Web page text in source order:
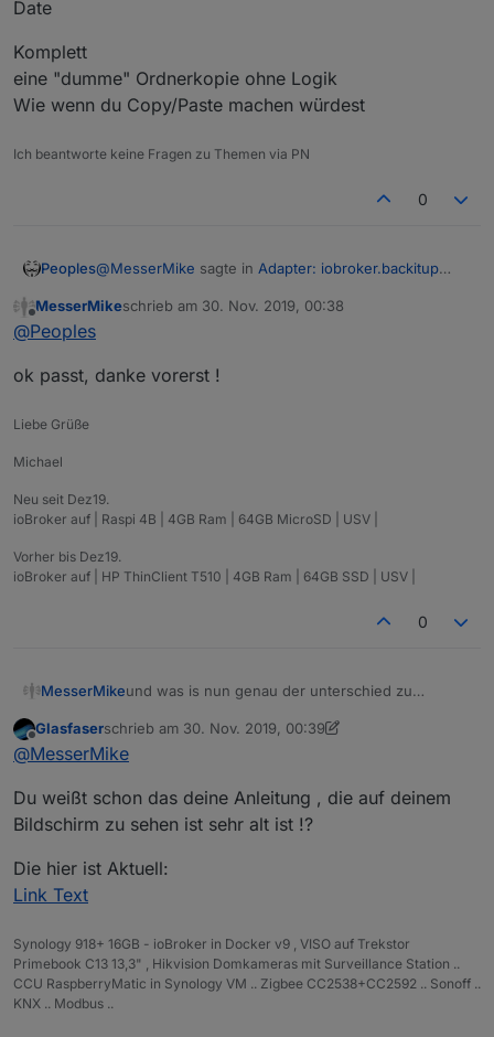
Date
Komplett
eine "dumme" Ordnerkopie ohne Logik
Wie wenn du Copy/Paste machen würdest
Ich beantworte keine Fragen zu Themen via PN
0
Peoples@MesserMike sagte in Adapter: iobroker.backitup
warum sind die ordner leer
Minimal
deine Persönlichen Sachen werden gesichert
Offline
MesserMikeschrieb am 30. Nov. 2019, 00:38
zuletzt editiert von
@Peoples
ok passt, danke vorerst !
Liebe Grüße
Michael
Neu seit Dez19.
ioBroker auf | Raspi 4B | 4GB Ram | 64GB MicroSD | USV |
Vorher bis Dez19.
ioBroker auf | HP ThinClient T510 | 4GB Ram | 64GB SSD | USV |
0
MesserMikeund was is nun genau der unterschied zu
warum sind die ordner leer
so und schon gehts los.... installiert wird node 10
statt node 8, 4ter neustart trotz --purge remove
installation nach anleitung aus dem
iobroker.net/docu/index-15... bleibt die 10ner
installierten 8ter....
jemand was von clean aufsetzen wenn man DA
schon probleme hat TROTZ der anleitung und
nachher zum scheitern verurteilt... cleaninstall hin
oder her....
frust pur
Offline
Glasfaserschrieb am 30. Nov. 2019, 00:39
zuletzt editiert von Glasfaser
@MesserMike
Du weißt schon das deine Anleitung , die auf deinem
Bildschirm zu sehen ist sehr alt ist !?
Die hier ist Aktuell:
Link Text
Synology 918+ 16GB - ioBroker in Docker v9 , VISO auf Trekstor
Primebook C13 13,3" , Hikvision Domkameras mit Surveillance Station ..
CCU RaspberryMatic in Synology VM .. Zigbee CC2538+CC2592 .. Sonoff ..
KNX .. Modbus ..